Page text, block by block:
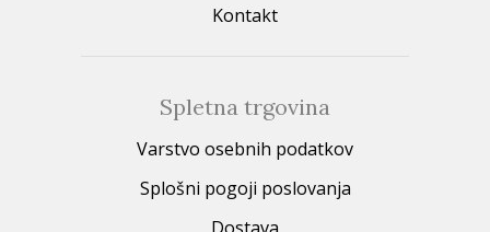
Kontakt
Spletna trgovina
Varstvo osebnih podatkov
Splošni pogoji poslovanja